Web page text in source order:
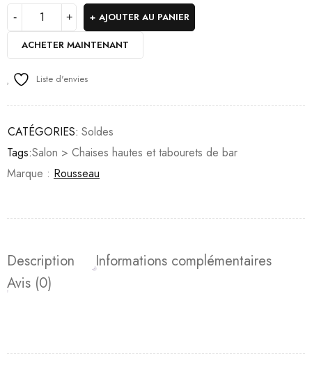
AJOUTER AU PANIER
ACHETER MAINTENANT
Liste d'envies
CATÉGORIES: Soldes
Tags:Salon > Chaises hautes et tabourets de bar
Marque : Rousseau
Description
Informations complémentaires
Avis (0)